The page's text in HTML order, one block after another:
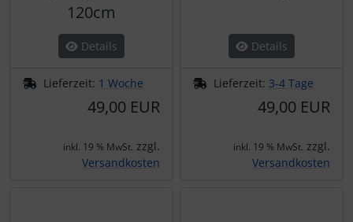
120cm
Details
Lieferzeit: 1 Woche
49,00 EUR
inkl. 19 % MwSt. zzgl.
Versandkosten
Details
Lieferzeit: 3-4 Tage
49,00 EUR
inkl. 19 % MwSt. zzgl.
Versandkosten